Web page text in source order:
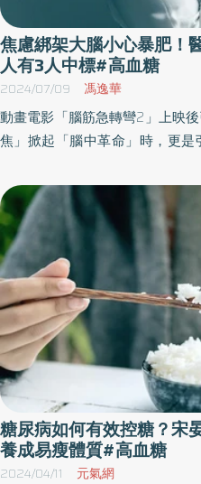
臟衰竭）：血壓急速下降、休克，致死率高 新疫
上，有效減少71型重症機會 盧英仁醫師表示，腸病毒幾乎沒有特效
藥，只能症狀治療，雖然一般
避免71型的重症，透過施打疫苗
病毒疫苗滿2個月～6歲就能施打
於以往發燒比率較低，如果還
退燒藥以及局部冰敷都能獲得改善。 值得注意的是，新一
月，縮短了完成免疫所需的時
減少感染風險。新一代疫苗的
低家長的擔憂、降低照顧負擔
接種意願，讓家長在面對孩童腸病
醫師也提醒，腸病毒71型重症
需要呼吸器或是鼻胃管輔助，
行期的到來，5歲以下孩童一定
族群更要強化抗體，透過施打疫
月家長就可以帶寶寶施打疫苗
提早讓孩童擁有保護力也能減少
焦慮綁架大腦小心暴肥！
人有3人中標#高血糖
2024/07/09 馮逸華
動畫電影「腦筋急轉彎2」上映
焦」掀起「腦中革命」時，更是
主宰，就會容易產生3大徵兆導
更可能進一步誘發疾病，造成健康
糖尿病如何有效控糖？宋
養成易瘦體質#高血糖
2024/04/11 元氣網